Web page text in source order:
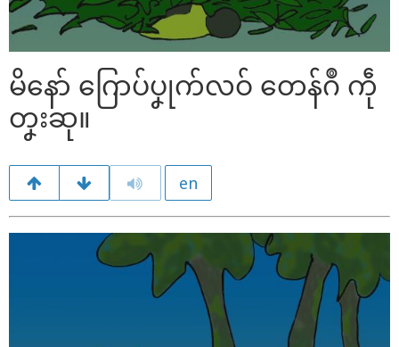
မိနော် ဂြောပ်ပၞုက်လဝ် တေန်ဂဳ ကဵု
တၞးဆု။
en